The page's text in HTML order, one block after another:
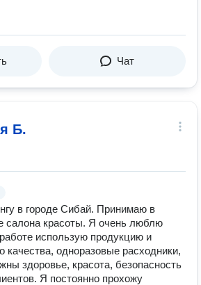
Чат
Б.
в городе Сибай. Принимаю в
салона красоты. Я очень люблю
использую продукцию и
качества, одноразовые расходники,
здоровье, красота, безопасность
Я постоянно прохожу